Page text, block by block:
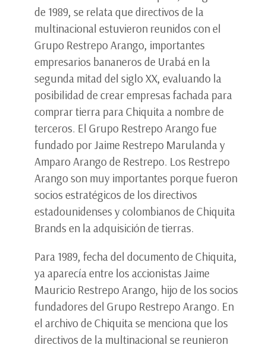
de 1989, se relata que directivos de la
multinacional estuvieron reunidos con el
Grupo Restrepo Arango, importantes
empresarios bananeros de Urabá en la
segunda mitad del siglo XX, evaluando la
posibilidad de crear empresas fachada para
comprar tierra para Chiquita a nombre de
terceros. El Grupo Restrepo Arango fue
fundado por Jaime Restrepo Marulanda y
Amparo Arango de Restrepo. Los Restrepo
Arango son muy importantes porque fueron
socios estratégicos de los directivos
estadounidenses y colombianos de Chiquita
Brands en la adquisición de tierras.
Para 1989, fecha del documento de Chiquita,
ya aparecía entre los accionistas Jaime
Mauricio Restrepo Arango, hijo de los socios
fundadores del Grupo Restrepo Arango. En
el archivo de Chiquita se menciona que los
directivos de la multinacional se reunieron